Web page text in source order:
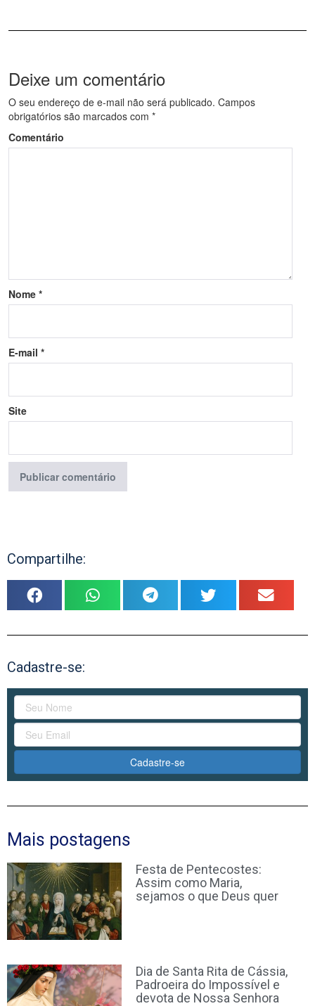
Deixe um comentário
O seu endereço de e-mail não será publicado. Campos
obrigatórios são marcados com *
Comentário
Nome *
E-mail *
Site
Compartilhe:
Cadastre-se:
Cadastre-se
Mais postagens
Festa de Pentecostes:
Assim como Maria,
sejamos o que Deus quer
Dia de Santa Rita de Cássia,
Padroeira do Impossível e
devota de Nossa Senhora